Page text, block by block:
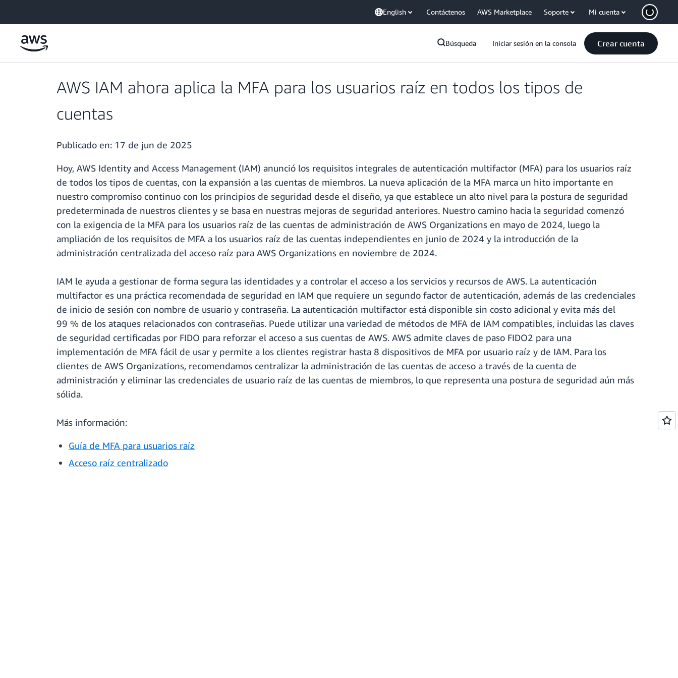
English Contáctenos AWS Marketplace Soporte Mi cuenta
Búsqueda Iniciar sesión en la consola Crear cuenta
AWS IAM ahora aplica la MFA para los usuarios raíz en todos los tipos de
cuentas
Publicado en: 17 de jun de 2025
Hoy, AWS Identity and Access Management (IAM) anunció los requisitos integrales de autenticación multifactor (MFA) para los usuarios raíz
de todos los tipos de cuentas, con la expansión a las cuentas de miembros. La nueva aplicación de la MFA marca un hito importante en
nuestro compromiso continuo con los principios de seguridad desde el diseño, ya que establece un alto nivel para la postura de seguridad
predeterminada de nuestros clientes y se basa en nuestras mejoras de seguridad anteriores. Nuestro camino hacia la seguridad comenzó
con la exigencia de la MFA para los usuarios raíz de las cuentas de administración de AWS Organizations en mayo de 2024, luego la
ampliación de los requisitos de MFA a los usuarios raíz de las cuentas independientes en junio de 2024 y la introducción de la
administración centralizada del acceso raíz para AWS Organizations en noviembre de 2024.
IAM le ayuda a gestionar de forma segura las identidades y a controlar el acceso a los servicios y recursos de AWS. La autenticación
multifactor es una práctica recomendada de seguridad en IAM que requiere un segundo factor de autenticación, además de las credenciales
de inicio de sesión con nombre de usuario y contraseña. La autenticación multifactor está disponible sin costo adicional y evita más del
99 % de los ataques relacionados con contraseñas. Puede utilizar una variedad de métodos de MFA de IAM compatibles, incluidas las claves
de seguridad certificadas por FIDO para reforzar el acceso a sus cuentas de AWS. AWS admite claves de paso FIDO2 para una
implementación de MFA fácil de usar y permite a los clientes registrar hasta 8 dispositivos de MFA por usuario raíz y de IAM. Para los
clientes de AWS Organizations, recomendamos centralizar la administración de las cuentas de acceso a través de la cuenta de
administración y eliminar las credenciales de usuario raíz de las cuentas de miembros, lo que representa una postura de seguridad aún más
sólida.
Más información:
Guía de MFA para usuarios raíz
Acceso raíz centralizado